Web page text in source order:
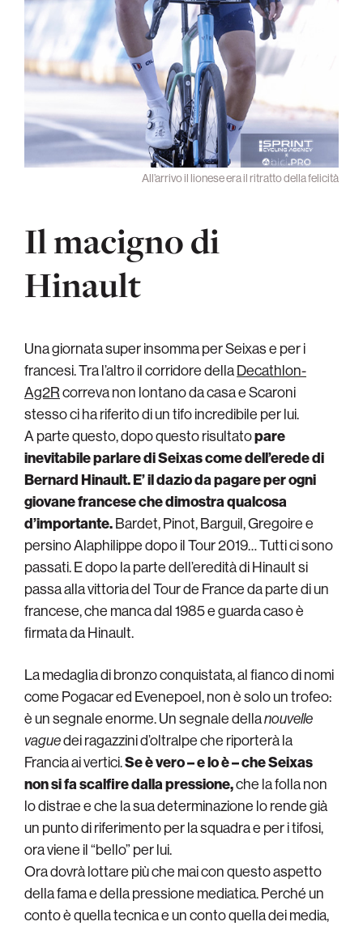
All’arrivo il lionese era il ritratto della felicità
Il macigno di
Hinault
Una giornata super insomma per Seixas e per i
francesi. Tra l’altro il corridore dellaDecathlon-
Ag2Rcorreva non lontano da casa e Scaroni
stesso ci ha riferito di un tifo incredibile per lui.
A parte questo, dopo questo risultatopare
inevitabile parlare di Seixas come dell’erede di
Bernard Hinault. E’ il dazio da pagare per ogni
giovane francese che dimostra qualcosa
d’importante.Bardet, Pinot, Barguil, Gregoire e
persino Alaphilippe dopo il Tour 2019… Tutti ci sono
passati. E dopo la parte dell’eredità di Hinault si
passa alla vittoria del Tour de France da parte di un
francese, che manca dal 1985 e guarda caso è
firmata da Hinault.
La medaglia di bronzo conquistata, al fianco di nomi
come Pogacar ed Evenepoel, non è solo un trofeo:
è un segnale enorme. Un segnale dellanouvelle
vaguedei ragazzini d’oltralpe che riporterà la
Francia ai vertici.Se è vero – e lo è – che Seixas
non si fa scalfire dalla pressione,che la folla non
lo distrae e che la sua determinazione lo rende già
un punto di riferimento per la squadra e per i tifosi,
ora viene il “bello” per lui.
Ora dovrà lottare più che mai con questo aspetto
della fama e della pressione mediatica. Perché un
conto è quella tecnica e un conto quella dei media,